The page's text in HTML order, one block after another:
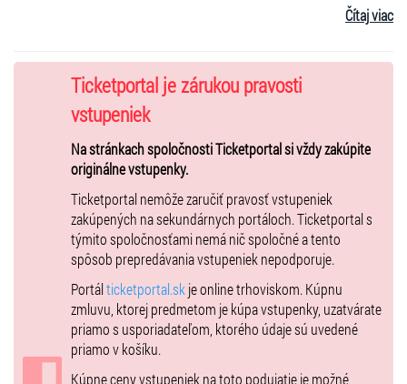
Olaf - Marian Labuda ml./ Michal Hallon
Elza - Andrea Somorovská / Monika Drgáňová
Anna - Mirka Gális Partlová /Maťa Dolná
Kristoff - Dávid Árva / Dárius Koči
Predstavenie trvá cca 55 min a je vhodné pre deti od 3 rokov. V
predstavení Slovenské ľadové kráľovstvo 2 vystupujú speváci a herci
z predstavenia Slovenské ľadové kráľovstvo 1.
Čítaj viac
Ticketportal je zárukou pravosti
vstupeniek
Na stránkach spoločnosti Ticketportal si vždy zakúpite
originálne vstupenky.
Ticketportal nemôže zaručiť pravosť vstupeniek
zakúpených na sekundárnych portáloch. Ticketportal s
týmito spoločnosťami nemá nič spoločné a tento
spôsob prepredávania vstupeniek nepodporuje.
Portálticketportal.sk je online trhoviskom. Kúpnu
zmluvu, ktorej predmetom je kúpa vstupenky, uzatvárate
priamo s usporiadateľom, ktorého údaje sú uvedené
priamo v košíku.
Kúpne ceny vstupeniek na toto podujatie je možné